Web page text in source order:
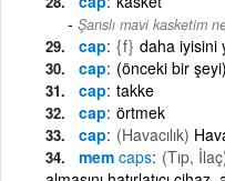
Şanslı mavi kasketim
cap {f} daha iyisini
cap (önceki bir
cap takke
cap örtmek
cap (Havacılık)
mem caps (Tıp,